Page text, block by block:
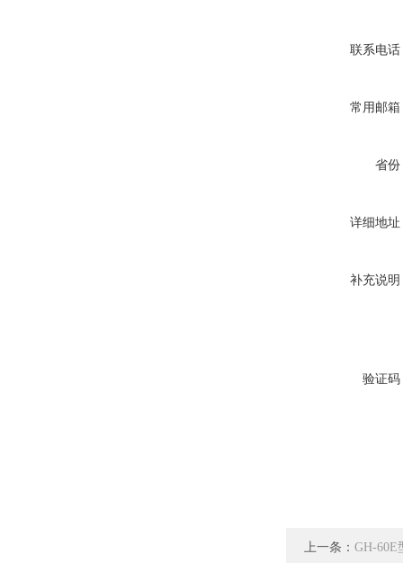
联系电话
常用邮箱
省份
详细地址
补充说明
验证码
上一条： GH-60E